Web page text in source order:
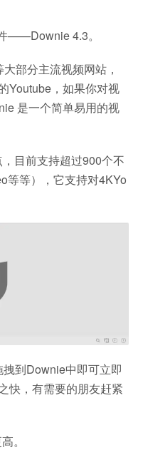
——Downie 4.3。
部分主流视频网站，
Youtube，如果你对视
是一个简单易用的视
目前支持超过900个不
等等），它支持对4KYo
到Downie中即可立即
快，有需要的朋友赶紧
。